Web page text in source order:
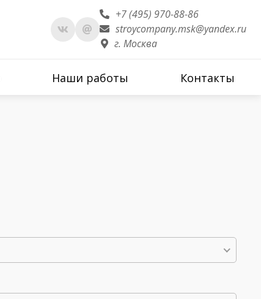
+7 (495) 970-88-86
stroycompany.msk@yandex.ru
г. Москва
Наши работы Контакты